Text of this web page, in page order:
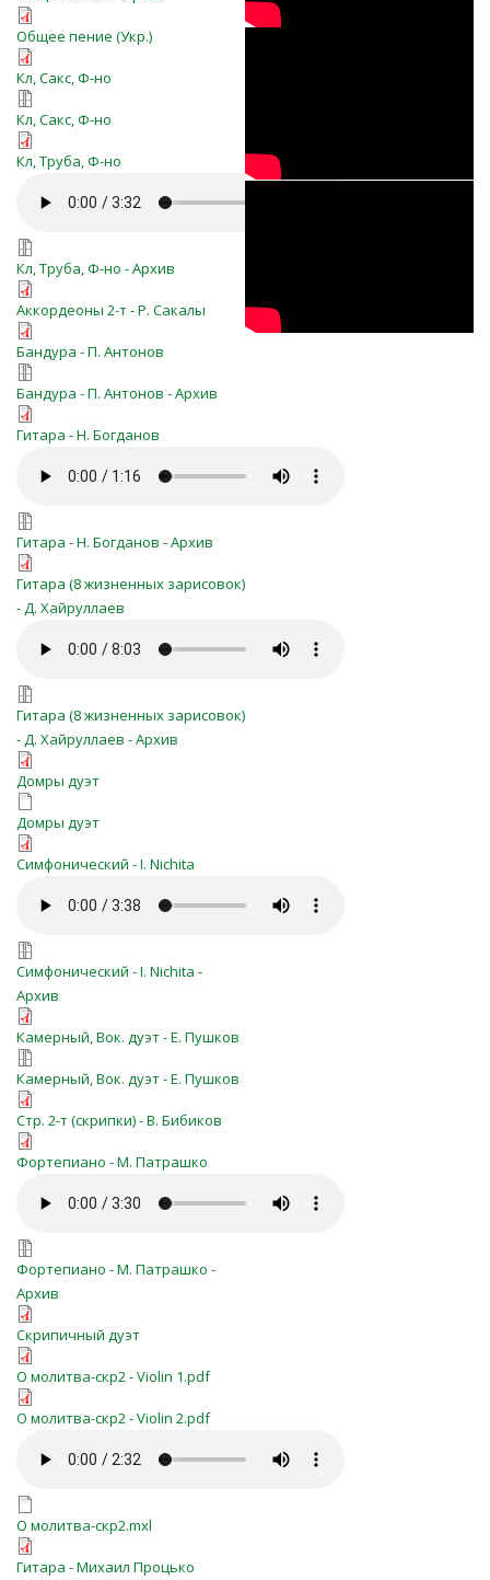
О, молитво, о, молитво!.pdf
Общее пение (Укр.)
o-molitva-o-molitva-duh.pdf
Кл, Сакс, Ф-но
o-molitva-o-molitva-duh.7z
Кл, Сакс, Ф-но
O molitva=Pno,Tr,Cl - Full Score.pdf
Кл, Труба, Ф-но
O molitva=Pno,Tr,Cl.mp3
O molitva=Pno,Tr,Cl.7z
Кл, Труба, Ф-но - Архив
O_molitva_Bayan.pdf
Аккордеоны 2-т - Р. Сакалы
o-molitva-bnd.pdf
Бандура - П. Антонов
o-molitva-bnd.zip
Бандура - П. Антонов - Архив
o_molitva_(103).pdf
Гитара - Н. Богданов
o_molitva_(103).mp3
o_molitva_(103).7z
Гитара - Н. Богданов - Архив
o_molitva_var.pdf
Гитара (8 жизненных зарисовок)
- Д. Хайруллаев
o_molitva_var.mp3
o_molitva_var.7z
Гитара (8 жизненных зарисовок)
- Д. Хайруллаев - Архив
о молитва-дом2т .pdf
Домры дуэт
о молитва-дом2т.ENC
Домры дуэт
o-molitva-sym.pdf
Симфонический - I. Nichita
o-molitva-sym.mp3
o-molitva-sym.zip
Симфонический - I. Nichita -
Архив
o-molitva-o-molitva-skr.pdf
Камерный, Вок. дуэт - Е. Пушков
o-molitva-o-molitva-skr.7z
Камерный, Вок. дуэт - Е. Пушков
skr.pdf
Стр. 2-т (скрипки) - В. Бибиков
o_molitva.pdf
Фортепиано - М. Патрашко
o_molitva.mp3
o_molitva.7z
Фортепиано - М. Патрашко -
Архив
О молитва-скр2 - Full Score.pdf
Скрипичный дуэт
О молитва-скр2 - Violin 1.pdf
О молитва-скр2 - Violin 1.pdf
О молитва-скр2 - Violin 2.pdf
О молитва-скр2 - Violin 2.pdf
О молитва-скр2.mp3
О молитва-скр2.mxl
О молитва-скр2.mxl
О Молитва-МПроцько.pdf
Гитара - Михаил Процько
ансамбля -